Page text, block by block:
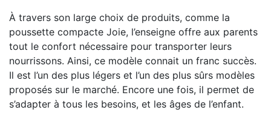
À travers son large choix de produits, comme la
poussette compacte Joie, l’enseigne offre aux parents
tout le confort nécessaire pour transporter leurs
nourrissons. Ainsi, ce modèle connait un franc succès.
Il est l’un des plus légers et l’un des plus sûrs modèles
proposés sur le marché. Encore une fois, il permet de
s’adapter à tous les besoins, et les âges de l’enfant.